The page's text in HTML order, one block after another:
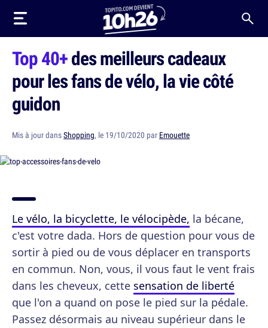
Top 40+des meilleurs cadeaux
pour les fans de vélo, la vie côté
guidon
Mis à jour dansShopping, le 19/10/2020 par Emouette
Le vélo, la bicyclette, le vélocipède, la bécane,
c'est votre dada. Hors de question pour vous de
sortir à pied ou de vous déplacer en transports
en commun. Non, vous, il vous faut le vent frais
dans les cheveux, cette sensation de liberté
que l'on a quand on pose le pied sur la pédale.
Passez désormais au niveau supérieur dans le